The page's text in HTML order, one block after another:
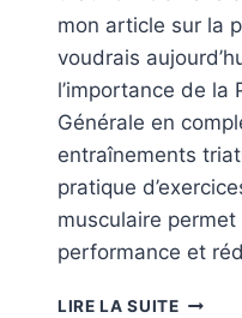
mon article sur la
voudrais
l’importance de la
Générale en
entraînements
pratique
musculaire
performance et
LIRE LA SUITEPPG